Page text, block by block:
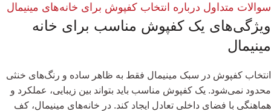
سوالات متداول درباره انتخاب کفپوش برای خانه‌های مینیمال
ویژگی‌های یک کفپوش مناسب برای خانه
مینیمال
انتخاب کفپوش در سبک مینیمال فقط به ظاهر ساده و رنگ‌های خنثی
محدود نمی‌شود. یک کفپوش مناسب باید بتواند بین زیبایی، عملکرد و
هماهنگی با فضای داخلی تعادل ایجاد کند. در خانه‌های مینیمال، کف